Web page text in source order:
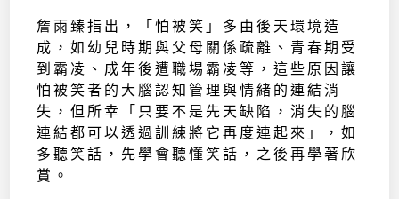
詹雨臻指出，「怕被笑」多由後天環境造
成，如幼兒時期與父母關係疏離、青春期受
到霸凌、成年後遭職場霸凌等，這些原因讓
怕被笑者的大腦認知管理與情緒的連結消
失，但所幸「只要不是先天缺陷，消失的腦
連結都可以透過訓練將它再度連起來」，如
多聽笑話，先學會聽懂笑話，之後再學著欣
賞。